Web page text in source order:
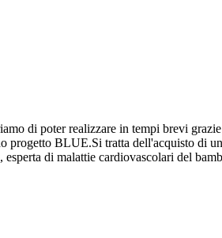
di poter realizzare in tempi brevi
BLUE.Si tratta dell'acquisto di
di malattie cardiovascolari del